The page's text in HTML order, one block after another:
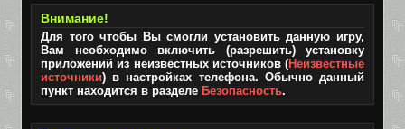
Внимание!
Для того чтобы Вы смогли установить данную игру,
Вам необходимо включить (разрешить) установку
приложений из неизвестных источников (Неизвестные
источники) в настройках телефона. Обычно данный
пункт находится в разделе Безопасность.